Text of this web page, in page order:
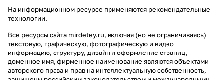
На информационном ресурсе применяются рекомендательные
технологии.
Все ресурсы сайта mirdetey.ru, включая (но не ограничиваясь)
текстовую, графическую, фотографическую и видео
информацию, структуру, дизайн и оформление страниц,
доменное имя, фирменное наименование являются объектами
авторского права и прав на интеллектуальную собственность,